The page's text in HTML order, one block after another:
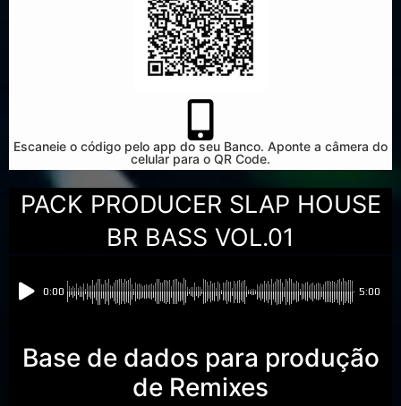
Escaneie o código pelo app do seu Banco. Aponte a câmera do
celular para o QR Code.
PACK PRODUCER SLAP HOUSE
BR BASS VOL.01
0:00 5:00
Base de dados para produção
de Remixes